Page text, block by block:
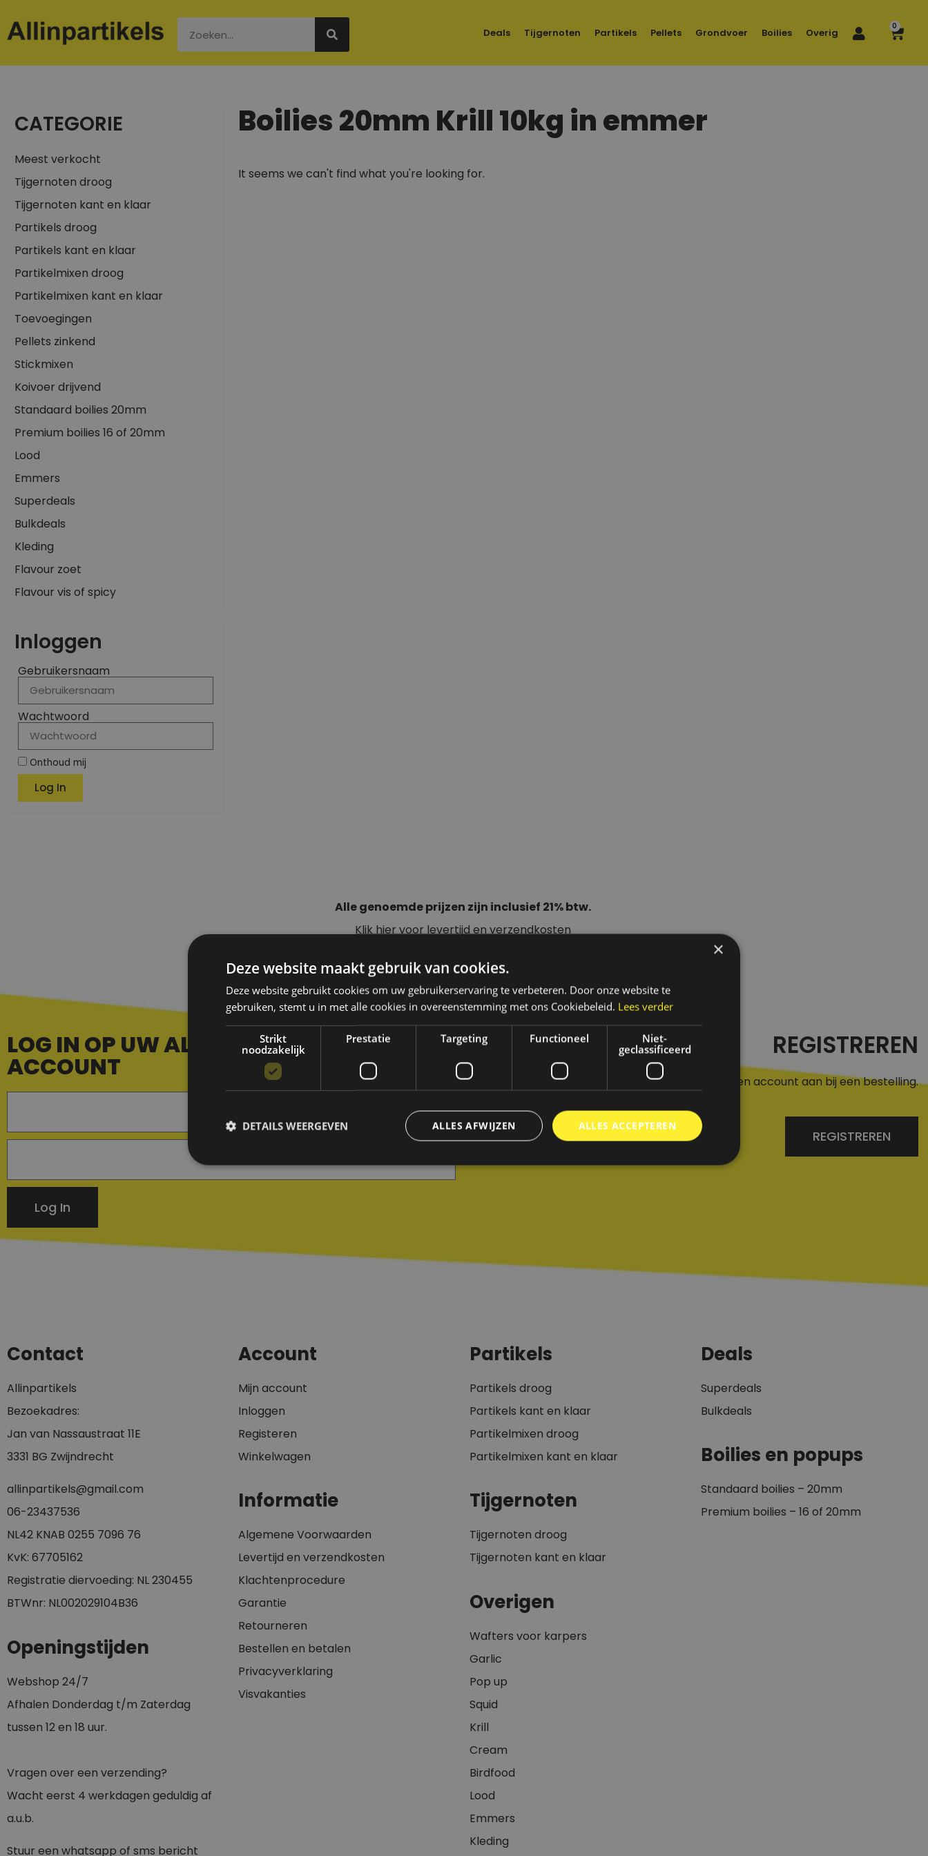
Deals Tijgernoten Partikels Pellets Grondvoer Boilies Overig
0
CATEGORIE
Meest verkocht
Tijgernoten droog
Tijgernoten kant en klaar
Partikels droog
Partikels kant en klaar
Partikelmixen droog
Partikelmixen kant en klaar
Toevoegingen
Pellets zinkend
Stickmixen
Koivoer drijvend
Standaard boilies 20mm
Premium boilies 16 of 20mm
Lood
Emmers
Superdeals
Bulkdeals
Kleding
Flavour zoet
Flavour vis of spicy
Inloggen
Gebruikersnaam
Wachtwoord
Onthoud mij
Log In
Boilies 20mm Krill 10kg in emmer
It seems we can't find what you're looking for.
Alle genoemde prijzen zijn inclusief 21% btw.
Klik hier voor levertijd en verzendkosten
LOG IN OP UW ALL IN PARTIKELS
ACCOUNT
Log In
REGISTREREN
Nog geen account? Maar er een aan of maak een account aan bij een bestelling.
REGISTREREN
Contact
Allinpartikels
Bezoekadres:
Jan van Nassaustraat 11E
3331 BG Zwijndrecht
allinpartikels@gmail.com
06-23437536
NL42 KNAB 0255 7096 76
KvK: 67705162
Registratie diervoeding: NL 230455
BTWnr: NL002029104B36
Openingstijden
Webshop 24/7
Afhalen Donderdag t/m Zaterdag
tussen 12 en 18 uur.
Vragen over een verzending?
Wacht eerst 4 werkdagen geduldig af
a.u.b.
Stuur een whatsapp of sms bericht
Account
Mijn account
Inloggen
Registeren
Winkelwagen
Informatie
Algemene Voorwaarden
Levertijd en verzendkosten
Klachtenprocedure
Garantie
Retourneren
Bestellen en betalen
Privacyverklaring
Visvakanties
Partikels
Partikels droog
Partikels kant en klaar
Partikelmixen droog
Partikelmixen kant en klaar
Tijgernoten
Tijgernoten droog
Tijgernoten kant en klaar
Overigen
Wafters voor karpers
Garlic
Pop up
Squid
Krill
Cream
Birdfood
Lood
Emmers
Kleding
Deals
Superdeals
Bulkdeals
Boilies en popups
Standaard boilies – 20mm
Premium boilies – 16 of 20mm
×
Deze website maakt gebruik van cookies.
Deze website gebruikt cookies om uw gebruikerservaring te verbeteren. Door onze website te
gebruiken, stemt u in met alle cookies in overeenstemming met ons Cookiebeleid. Lees verder
Strikt
noodzakelijk
Prestatie Targeting Functioneel
Niet-
geclassificeerd
ALLES ACCEPTEREN
ALLES AFWIJZEN
DETAILS WEERGEVEN